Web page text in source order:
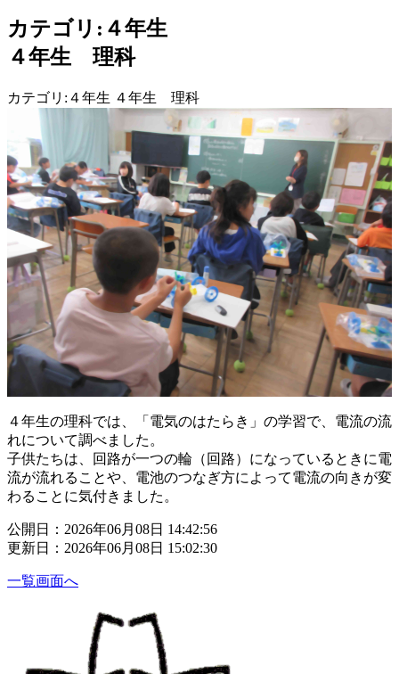
カテゴリ:４年生
４年生 理科
カテゴリ:４年生 ４年生 理科
４年生の理科では、「電気のはたらき」の学習で、電流の流
れについて調べました。
子供たちは、回路が一つの輪（回路）になっているときに電
流が流れることや、電池のつなぎ方によって電流の向きが変
わることに気付きました。
公開日：2026年06月08日 14:42:56
更新日：2026年06月08日 15:02:30
一覧画面へ